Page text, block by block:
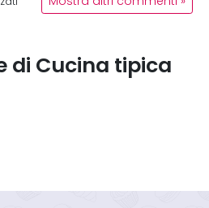
di Cucina tipica